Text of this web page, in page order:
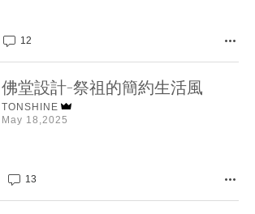
12
佛堂設計-祭祖的簡約生活風
TONSHINE
May 18,2025
13